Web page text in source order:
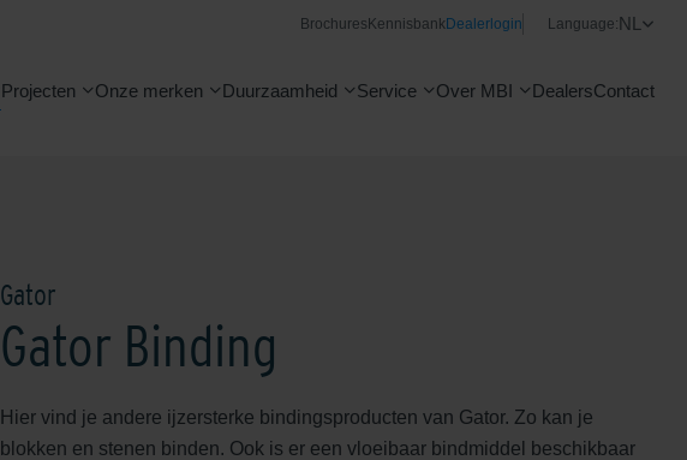
Brochures KennisbankDealerlogin Language:NL
Projecten Onze merken Duurzaamheid Service Over MBI DealersContact
Gator
Gator Binding
Hier vind je andere ijzersterke bindingsproducten van Gator. Zo kan je
blokken en stenen binden. Ook is er een vloeibaar bindmiddel beschikbaar